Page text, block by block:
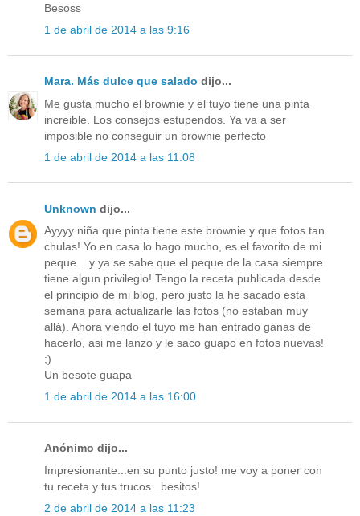
Besoss
1 de abril de 2014 a las 9:16
Mara. Más dulce que salado dijo...
Me gusta mucho el brownie y el tuyo tiene una pinta
increible. Los consejos estupendos. Ya va a ser
imposible no conseguir un brownie perfecto
1 de abril de 2014 a las 11:08
Unknown dijo...
Ayyyy niña que pinta tiene este brownie y que fotos tan
chulas! Yo en casa lo hago mucho, es el favorito de mi
peque....y ya se sabe que el peque de la casa siempre
tiene algun privilegio! Tengo la receta publicada desde
el principio de mi blog, pero justo la he sacado esta
semana para actualizarle las fotos (no estaban muy
allá). Ahora viendo el tuyo me han entrado ganas de
hacerlo, asi me lanzo y le saco guapo en fotos nuevas!
;)
Un besote guapa
1 de abril de 2014 a las 16:00
Anónimo dijo...
Impresionante...en su punto justo! me voy a poner con
tu receta y tus trucos...besitos!
2 de abril de 2014 a las 11:23